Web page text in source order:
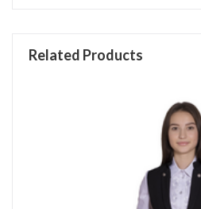
Related Products